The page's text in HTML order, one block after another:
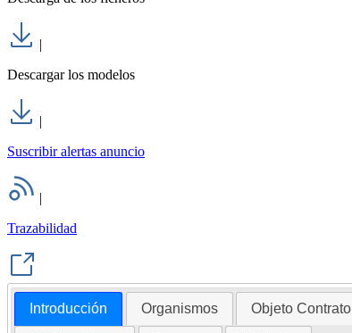
|
Descargar los modelos
|
Suscribir alertas anuncio
|
Trazabilidad
Introducción Organismos Objeto Contrato